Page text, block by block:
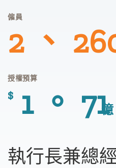
僱員
2 、
授權預算
$ 1 。 71
億
執行長兼總